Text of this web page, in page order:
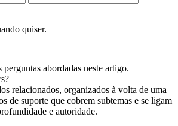
quiser.
perguntas abordadas neste artigo.
relacionados, organizados à volta de uma
de suporte que cobrem subtemas e se ligam
e autoridade.